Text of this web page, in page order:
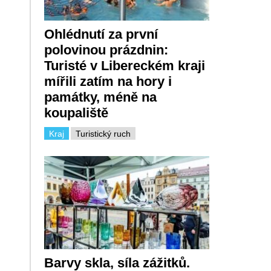
Ohlédnutí za první
polovinou prázdnin:
Turisté v Libereckém kraji
mířili zatím na hory i
památky, méně na
koupaliště
Kraj Turistický ruch
Barvy skla, síla zážitků.